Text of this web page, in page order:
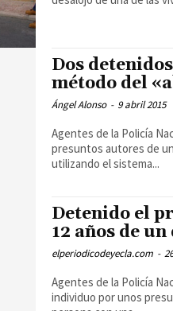
Dos
método del
Ángel Alonso - 9 abril 2015
Agentes de la Policía
presuntos autores de
utilizando el sistema...
Detenido el
12 años de
elperiodicodeyecla.com -
Agentes de la Policía
individuo por unos